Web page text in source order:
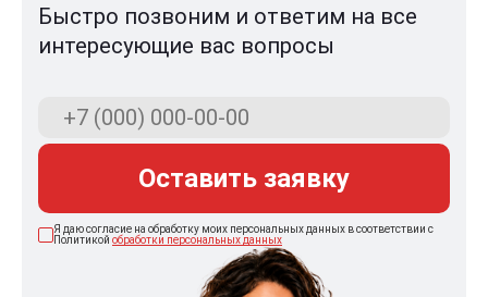
Быстро позвоним и ответим на все
интересующие вас вопросы
Оставить заявку
Я даю согласие на обработку моих персональных данных в соответствии с
Политикой обработки персональных данных